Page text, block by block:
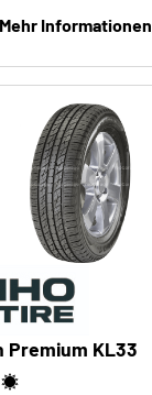
Mehr Informationen
Premium KL33